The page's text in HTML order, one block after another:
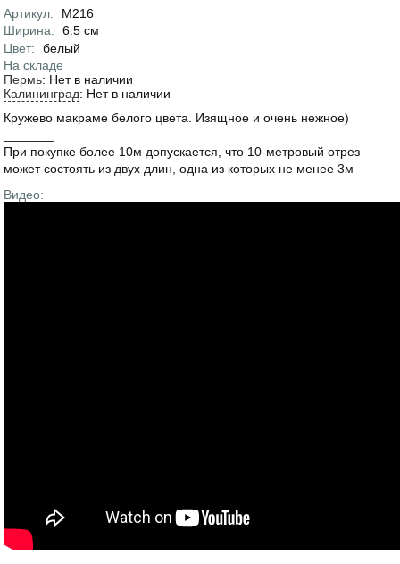
Артикул:
М216
Характеристики
Ширина: 6.5 см
Цвет:
белый
На складе
Пермь: Нет в наличии
Калининград: Нет в наличии
Кружево макраме белого цвета. Изящное и очень нежное)
При покупке более 10м допускается, что 10-метровый отрез
может состоять из двух длин, одна из которых не менее 3м
Видео: